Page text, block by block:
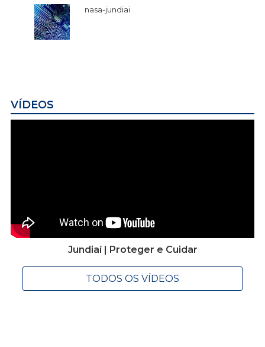
nasa-jundiai
VÍDEOS
Jundiaí | Proteger e Cuidar
TODOS OS VÍDEOS